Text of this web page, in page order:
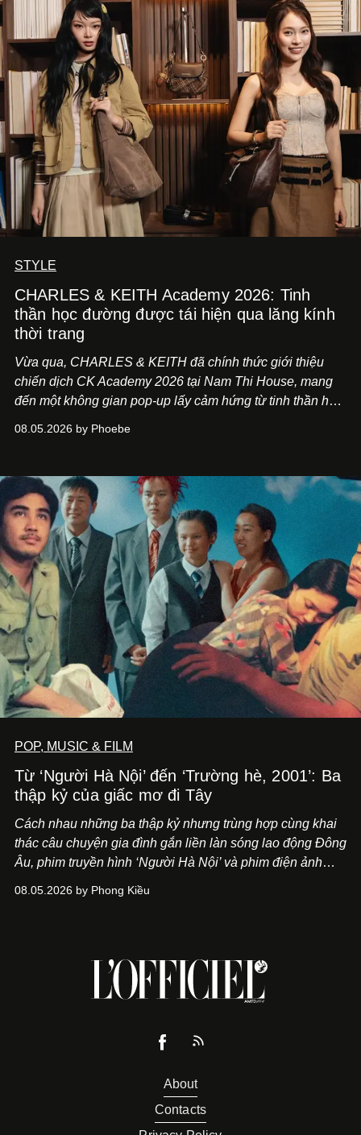
STYLE
CHARLES & KEITH Academy 2026: Tinh
thần học đường được tái hiện qua lăng kính
thời trang
Vừa qua, CHARLES & KEITH đã chính thức giới thiệu
chiến dịch CK Academy 2026 tại Nam Thi House, mang
đến một không gian pop-up lấy cảm hứng từ tinh thần học
sống của thế hệ Gen Z giao thoa trong một trải nghiệm đa
08.05.2026 by Phoebe
POP, MUSIC & FILM
Từ ‘Người Hà Nội’ đến ‘Trường hè, 2001’: Ba
thập kỷ của giấc mơ đi Tây
Cách nhau những ba thập kỷ nhưng trùng hợp cùng khai
thác câu chuyện gia đình gắn liền làn sóng lao động Đông
Âu, phim truyền hình ‘Người Hà Nội’ và phim điện ảnh
chọn một thuở thịnh hành.
08.05.2026 by Phong Kiều
About
Contacts